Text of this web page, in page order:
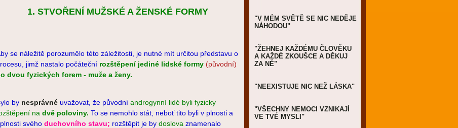
1. STVOŘENÍ MUŽSKÉ A ŽENSKÉ FORMY
se náležitě porozumělo této záležitosti, je nutné mít určitou představu o
jimž nastalo počáteční rozštěpení jediné lidské formy (původní)
dvou fyzických forem - muže a ženy.
by nesprávné uvažovat, že původní androgynní lidé byli fyzicky
na dvě poloviny. To se nemohlo stát, neboť tito byli v plnosti a
svého duchovního stavu; rozštěpit je by doslova znamenalo
"V MÉM SVĚTĚ SE NIC NEDĚJE
NÁHODOU"
"ŽEHNEJ KAŽDÉMU ČLOVĚKU
A KAŽDÉ ZKOUŠCE A DĚKUJ
ZA NĚ"
"NEEXISTUJE NIC NEŽ LÁSKA"
"VŠECHNY NEMOCI VZNIKAJÍ
VE TVÉ MYSLI"